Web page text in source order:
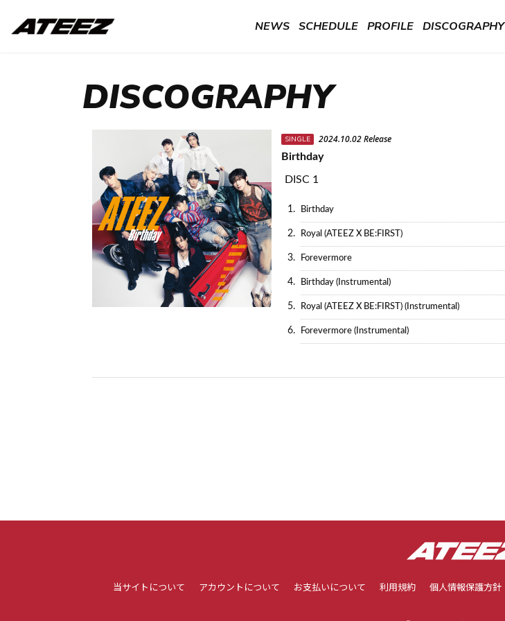
NEWS SCHEDULE PROFILE DISCOGRAPHY
DISCOGRAPHY
SINGLE 2024.10.02 Release
Birthday
DISC 1
1. Birthday
2. Royal (ATEEZ X BE:FIRST)
3. Forevermore
4. Birthday (Instrumental)
5. Royal (ATEEZ X BE:FIRST) (Instrumental)
6. Forevermore (Instrumental)
当サイトについて アカウントについて お支払いについて 利用規約 個人情報保護方針